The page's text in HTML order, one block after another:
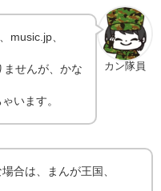
カン隊員
music.jp、
ませんが、かな
います。
合は、まんが王国、